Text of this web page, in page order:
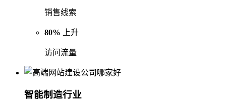
销售线索
80% 上升
访问流量
智能制造行业